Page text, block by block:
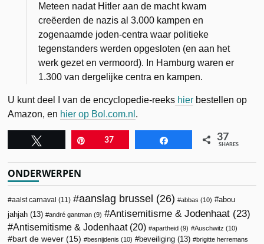
Meteen nadat Hitler aan de macht kwam
creëerden de nazis al 3.000 kampen en
zogenaamde joden-centra waar politieke
tegenstanders werden opgesloten (en aan het
werk gezet en vermoord). In Hamburg waren er
1.300 van dergelijke centra en kampen.
U kunt deel I van de encyclopedie-reeks hier bestellen op
Amazon, en hier op Bol.com.nl .
Pin37 37
SHARES
ONDERWERPEN
aalst carnaval (11) aanslag brussel (26) abbas (10)
abou
jahjah (13) andré gantman (9) Antisemitisme & Jodenhaat (23)
Antisemitisme & Jodenhaat(20) apartheid (9) Auschwitz (10)
bart de wever (15) besnijdenis (10) beveiliging (13)
brigitte herremans